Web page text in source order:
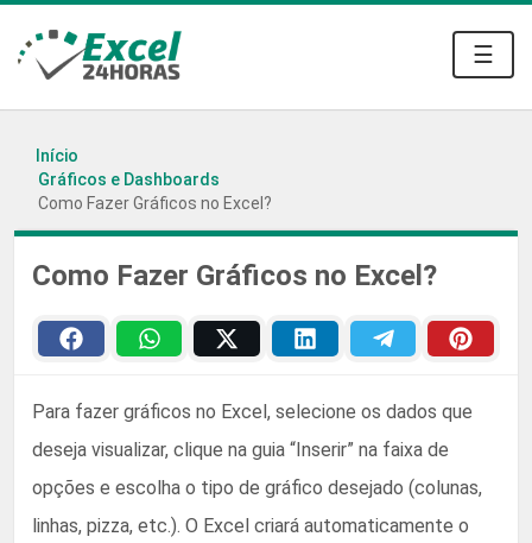
☰
Início
Gráficos e Dashboards
Como Fazer Gráficos no Excel?
Como Fazer Gráficos no Excel?
Para fazer gráficos no Excel, selecione os dados que
deseja visualizar, clique na guia “Inserir” na faixa de
opções e escolha o tipo de gráfico desejado (colunas,
linhas, pizza, etc.). O Excel criará automaticamente o